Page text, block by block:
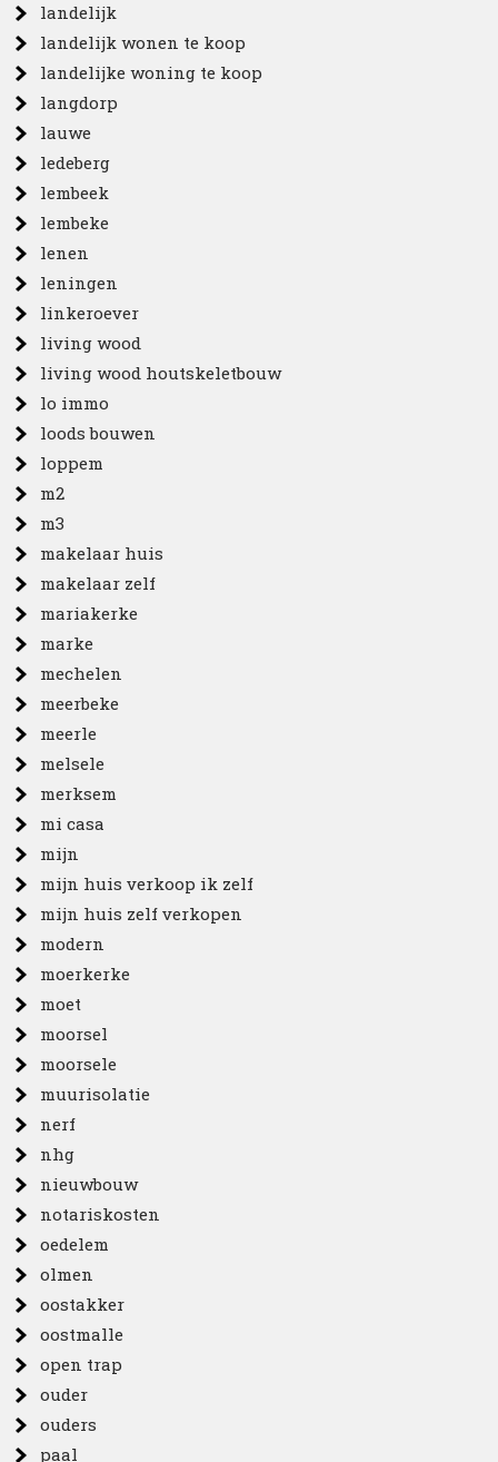
landelijk
landelijk wonen te koop
landelijke woning te koop
langdorp
lauwe
ledeberg
lembeek
lembeke
lenen
leningen
linkeroever
living wood
living wood houtskeletbouw
lo immo
loods bouwen
loppem
m2
m3
makelaar huis
makelaar zelf
mariakerke
marke
mechelen
meerbeke
meerle
melsele
merksem
mi casa
mijn
mijn huis verkoop ik zelf
mijn huis zelf verkopen
modern
moerkerke
moet
moorsel
moorsele
muurisolatie
nerf
nhg
nieuwbouw
notariskosten
oedelem
olmen
oostakker
oostmalle
open trap
ouder
ouders
paal